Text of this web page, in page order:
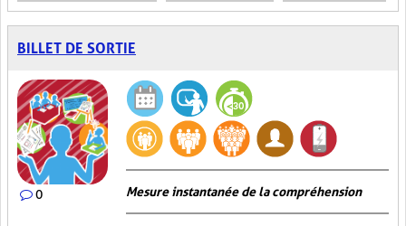
BILLET DE SORTIE
0 Mesure instantanée de la compréhension